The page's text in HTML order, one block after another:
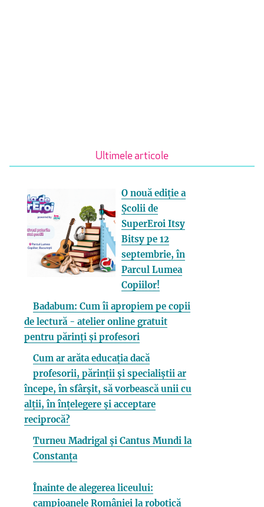
Ultimele articole
O nouă ediție a
Școlii de
SuperEroi Itsy
Bitsy pe 12
septembrie, în
Parcul Lumea
Copiilor!
Badabum: Cum îi apropiem pe copii
de lectură - atelier online gratuit
pentru părinți și profesori
Cum ar arăta educația dacă
profesorii, părinții și specialiștii ar
începe, în sfârșit, să vorbească unii cu
alții, în înțelegere și acceptare
reciprocă?
Turneu Madrigal și Cantus Mundi la
Constanța
Înainte de alegerea liceului:
campioanele României la robotică